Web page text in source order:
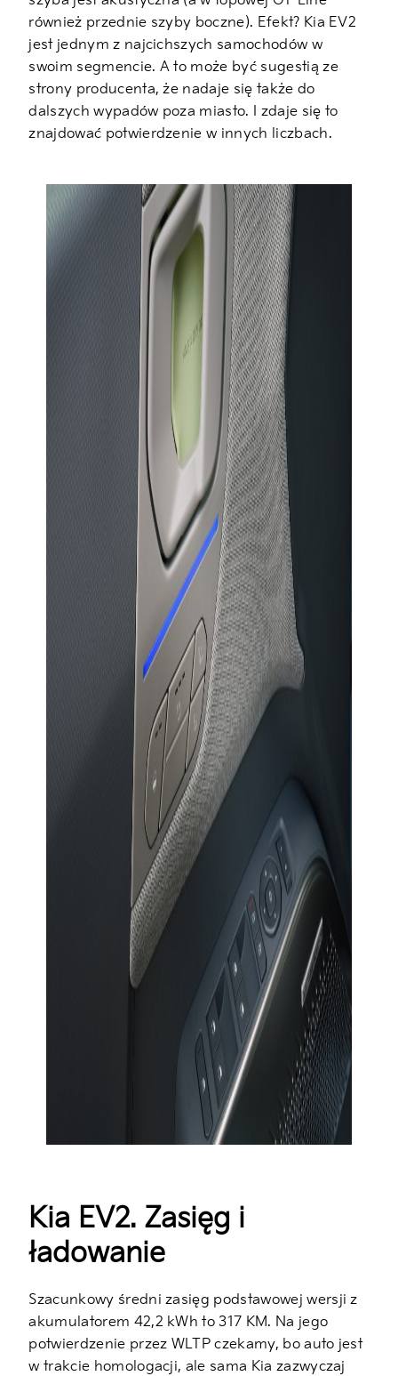
również przednie szyby boczne). Efekt? Kia EV2
jest jednym z najcichszych samochodów w
swoim segmencie. A to może być sugestią ze
strony producenta, że nadaje się także do
dalszych wypadów poza miasto. I zdaje się to
znajdować potwierdzenie w innych liczbach.
Kia EV2. Zasięg i
ładowanie
Szacunkowy średni zasięg podstawowej wersji z
akumulatorem 42,2 kWh to 317 KM. Na jego
potwierdzenie przez WLTP czekamy, bo auto jest
w trakcie homologacji, ale sama Kia zazwyczaj